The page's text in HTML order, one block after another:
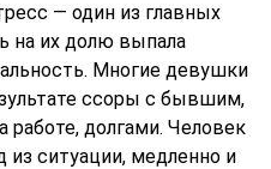
— один из главных
на их долю выпала
Многие девушки
ссоры с бывшим,
долгами. Человек
ситуации, медленно и